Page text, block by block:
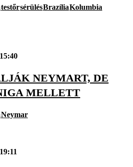
testőrsérülésBrazíliaKolumbia
NEYMART, DE
MELLETT
Neymar